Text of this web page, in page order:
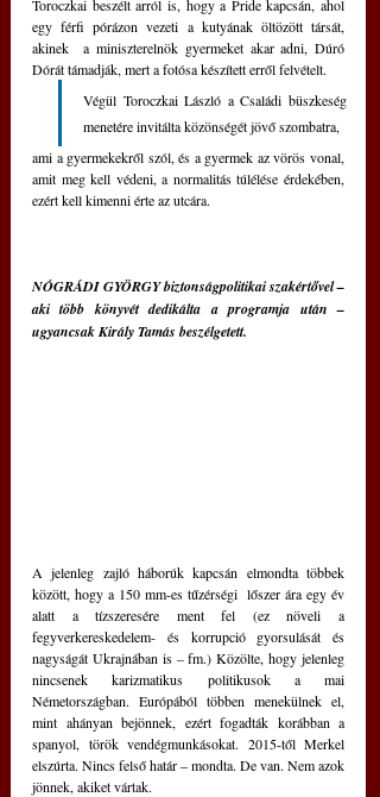
Toroczkai beszélt arról is, hogy a Pride kapcsán, ahol
egy férfi pórázon vezeti a kutyának öltözött társát,
akinek  a miniszterelnök gyermeket akar adni, Dúró
Dórát támadják, mert a fotósa készített erről felvételt.
Végül Toroczkai László a Családi büszkeség
menetére invitálta közönségét jövő szombatra,
ami a gyermekekről szól, és a gyermek az vörös vonal,
amit meg kell védeni, a normalitás túlélése érdekében,
ezért kell kimenni érte az utcára.
NÓGRÁDI GYÖRGY biztonságpolitikai szakértővel –
aki több könyvét dedikálta a programja után –
ugyancsak Király Tamás beszélgetett.
A jelenleg zajló háborúk kapcsán elmondta többek
között, hogy a 150 mm-es tűzérségi  lőszer ára egy év
alatt a tízszeresére ment fel (ez növeli a
fegyverkereskedelem- és korrupció gyorsulását és
nagyságát Ukrajnában is – fm.) Közölte, hogy jelenleg
nincsenek karizmatikus politikusok a mai
Németországban. Európából többen menekülnek el,
mint ahányan bejönnek, ezért fogadták korábban a
spanyol, török vendégmunkásokat. 2015-től Merkel
elszúrta. Nincs felső határ ‒ mondta. De van. Nem azok
jönnek, akiket vártak.